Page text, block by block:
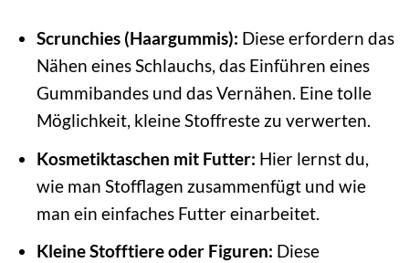
Scrunchies (Haargummis): Diese erfordern das
Nähen eines Schlauchs, das Einführen eines
Gummibandes und das Vernähen. Eine tolle
Möglichkeit, kleine Stoffreste zu verwerten.
Kosmetiktaschen mit Futter: Hier lernst du,
wie man Stofflagen zusammenfügt und wie
man ein einfaches Futter einarbeitet.
Kleine Stofftiere oder Figuren: Diese